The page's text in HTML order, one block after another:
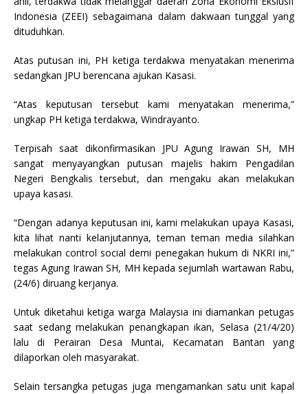
Indonesia (ZEEI) sebagaimana dalam dakwaan tunggal yang
dituduhkan.
Atas putusan ini, PH ketiga terdakwa menyatakan menerima
sedangkan JPU berencana ajukan Kasasi.
“Atas keputusan tersebut kami menyatakan menerima,”
ungkap PH ketiga terdakwa, Windrayanto.
Terpisah saat dikonfirmasikan JPU Agung Irawan SH, MH
sangat menyayangkan putusan majelis hakim Pengadilan
Negeri Bengkalis tersebut, dan mengaku akan melakukan
upaya kasasi.
“Dengan adanya keputusan ini, kami melakukan upaya Kasasi,
kita lihat nanti kelanjutannya, teman teman media silahkan
melakukan control social demi penegakan hukum di NKRI ini,”
tegas Agung Irawan SH, MH kepada sejumlah wartawan Rabu,
(24/6) diruang kerjanya.
Untuk diketahui ketiga warga Malaysia ini diamankan petugas
saat sedang melakukan penangkapan ikan, Selasa (21/4/20)
lalu di Perairan Desa Muntai, Kecamatan Bantan yang
dilaporkan oleh masyarakat.
Selain tersangka petugas juga mengamankan satu unit kapal